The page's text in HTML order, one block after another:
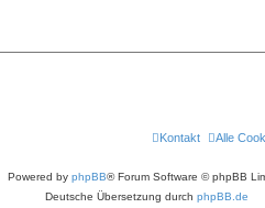
Alle
Kontakt
Powered by phpBB® Forum Software © phpBB
Deutsche Übersetzung durch phpBB.de